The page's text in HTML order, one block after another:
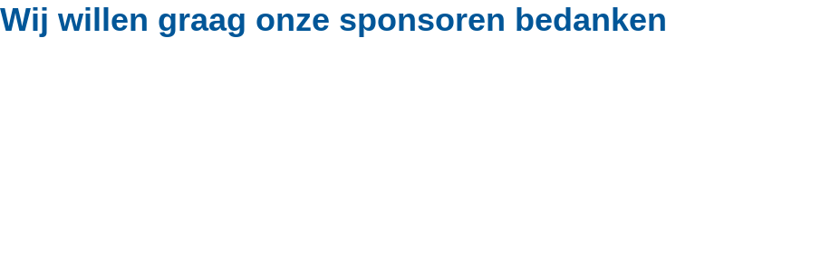
Wij willen graag onze sponsoren bedanken